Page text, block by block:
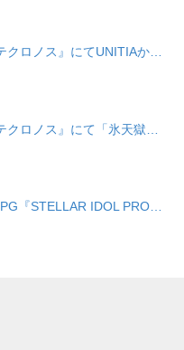
クロノス』にてUNITIAか…
クロノス』にて「氷天獄…
『STELLAR IDOL PRO…